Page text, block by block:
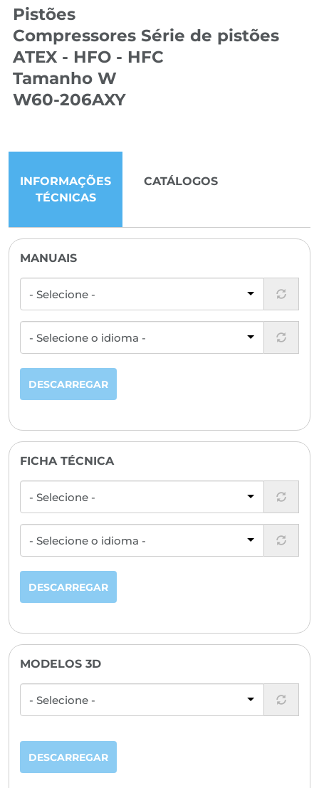
Pistões
Compressores Série de pistões
ATEX - HFO - HFC
Tamanho W
W60-206AXY
INFORMAÇÕES
TÉCNICAS
CATÁLOGOS
MANUAIS
DESCARREGAR
FICHA TÉCNICA
DESCARREGAR
MODELOS 3D
DESCARREGAR